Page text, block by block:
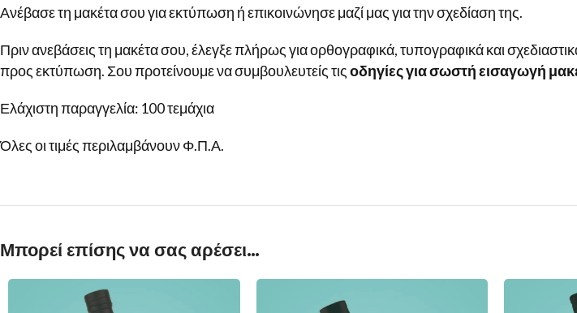
Ανέβασε τη μακέτα σου για εκτύπωση ή επικοινώνησε μαζί μας για την σχεδίαση της.
Πριν ανεβάσεις τη μακέτα σου, έλεγξε πλήρως για ορθογραφικά, τυπογραφικά και
προς εκτύπωση. Σου προτείνουμε να συμβουλευτείς τιςοδηγίες για σωστή εισαγωγή
Ελάχιστη παραγγελία: 100 τεμάχια
Όλες οι τιμές περιλαμβάνουν Φ.Π.Α.
Μπορεί επίσης να σας αρέσει…